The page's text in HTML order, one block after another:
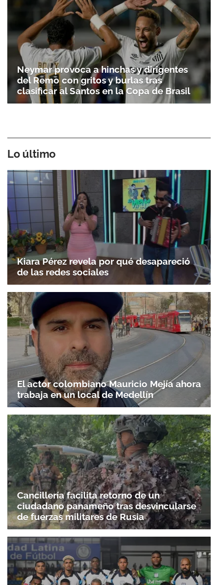
Neymar provoca a hinchas y dirigentes
del Remo con gritos y burlas tras
clasificar al Santos en la Copa de Brasil
Lo último
Kiara Pérez revela por qué desapareció
de las redes sociales
El actor colombiano Mauricio Mejía ahora
trabaja en un local de Medellín
Cancillería facilita retorno de un
ciudadano panameño tras desvincularse
de fuerzas militares de Rusia